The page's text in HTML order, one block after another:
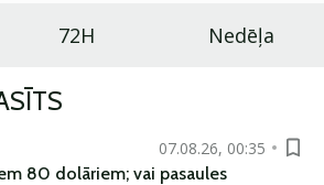
72H Nedēļa
07.08.26, 00:35
80 dolāriem; vai pasaules